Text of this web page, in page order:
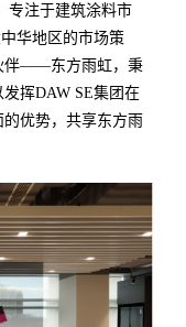
专注于建筑涂料市
华地区的市场策
伴——东方雨虹，秉
挥DAW SE集团在
优势，共享东方雨